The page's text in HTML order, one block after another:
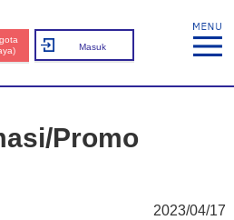
Masuk
Promo
2023/04/17